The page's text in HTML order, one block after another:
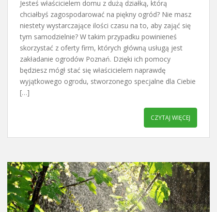
Jesteś właścicielem domu z dużą działką, którą
chciałbyś zagospodarować na piękny ogród? Nie masz
niestety wystarczające ilości czasu na to, aby zająć się
tym samodzielnie? W takim przypadku powinieneś
skorzystać z oferty firm, których główną usługą jest
zakładanie ogrodów Poznań. Dzięki ich pomocy
będziesz mógł stać się właścicielem naprawdę
wyjątkowego ogrodu, stworzonego specjalne dla Ciebie
[…]
CZYTAJ WIĘCEJ